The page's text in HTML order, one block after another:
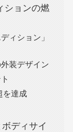
ションの燃
ィション」
装デザイン
を達成
ディサイ